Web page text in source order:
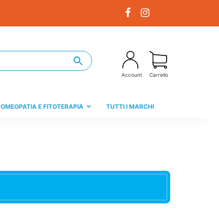
Account Carrello
OMEOPATIA E FITOTERAPIA TUTTI I MARCHI